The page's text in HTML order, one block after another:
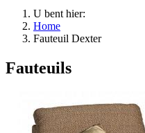
U bent hier:
Home
Fauteuil Dexter
Fauteuils